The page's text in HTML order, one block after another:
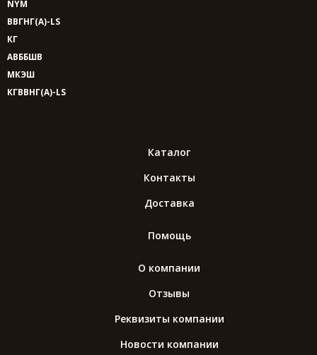
NYM
ВВГНГ(A)-LS
КГ
АВББШВ
МКЭШ
КГВВНГ(A)-LS
Каталог
Контакты
Доставка
Помощь
О компании
Отзывы
Реквизиты компании
Новости компании